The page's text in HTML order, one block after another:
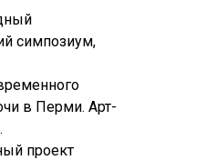
симпозиум,
в Перми. Арт-
проект